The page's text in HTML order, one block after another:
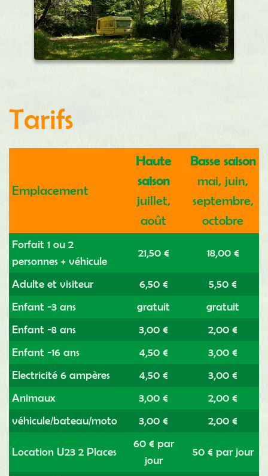
Tarifs
Emplacement
Haute
saison
juillet,
août
Basse saison
mai, juin,
septembre,
octobre
Forfait 1 ou 2
personnes + véhicule
21,50 € 18,00 €
Adulte et visiteur 6,50 €
5,50 €
Enfant -3 ans
gratuit
gratuit
Enfant -8 ans
3,00 €
2,00 €
Enfant -16 ans
4,50 €
3,00 €
Electricité 6 ampères
4,50 €
3,00 €
Animaux
3,00 €
2,00 €
véhicule/bateau/moto
3,00 € 2,00 €
Location U23 2 Places
60 € par
jour
50 € par jour